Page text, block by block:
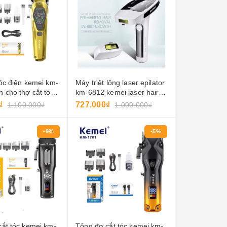
điện kemei km-
cho thợ cắt tóc,
chỉnh, sử dụng
1.100.000₫
Máy triệt lông laser epilator
km-6812 kemei laser hair
remover
727.000₫ 1.000.000₫
-9% -5%